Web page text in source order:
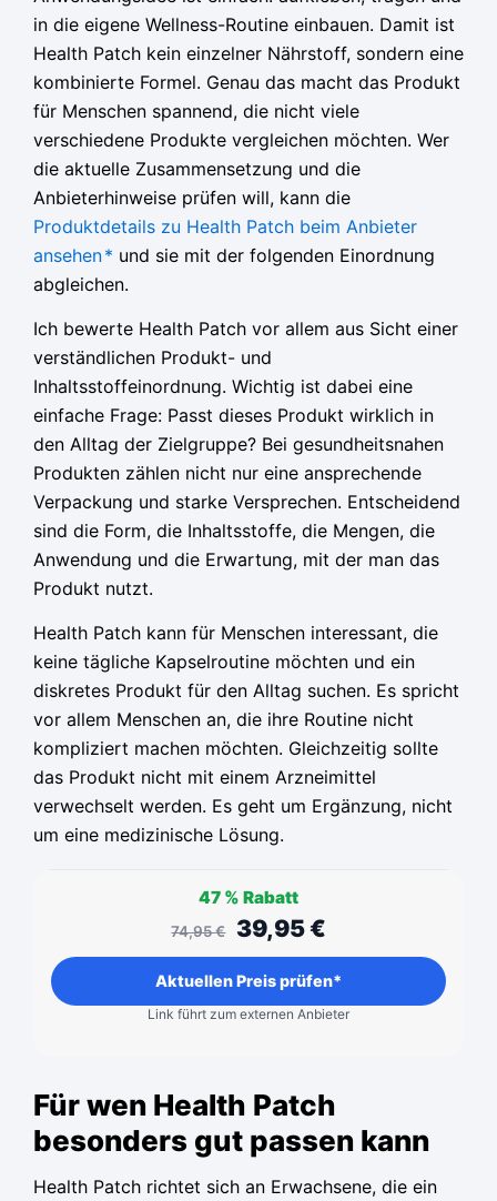
in die eigene Wellness-Routine einbauen. Damit ist
Health Patch kein einzelner Nährstoff, sondern eine
kombinierte Formel. Genau das macht das Produkt
für Menschen spannend, die nicht viele
verschiedene Produkte vergleichen möchten. Wer
die aktuelle Zusammensetzung und die
Anbieterhinweise prüfen will, kann die
Produktdetails zu Health Patch beim Anbieter
ansehen* und sie mit der folgenden Einordnung
abgleichen.
Ich bewerte Health Patch vor allem aus Sicht einer
verständlichen Produkt- und
Inhaltsstoffeinordnung. Wichtig ist dabei eine
einfache Frage: Passt dieses Produkt wirklich in
den Alltag der Zielgruppe? Bei gesundheitsnahen
Produkten zählen nicht nur eine ansprechende
Verpackung und starke Versprechen. Entscheidend
sind die Form, die Inhaltsstoffe, die Mengen, die
Anwendung und die Erwartung, mit der man das
Produkt nutzt.
Health Patch kann für Menschen interessant, die
keine tägliche Kapselroutine möchten und ein
diskretes Produkt für den Alltag suchen. Es spricht
vor allem Menschen an, die ihre Routine nicht
kompliziert machen möchten. Gleichzeitig sollte
das Produkt nicht mit einem Arzneimittel
verwechselt werden. Es geht um Ergänzung, nicht
um eine medizinische Lösung.
47 % Rabatt
74,95€ 39,95€
Aktuellen Preis prüfen*
Link führt zum externen Anbieter
Für wen Health Patch
besonders gut passen kann
Health Patch richtet sich an Erwachsene, die ein